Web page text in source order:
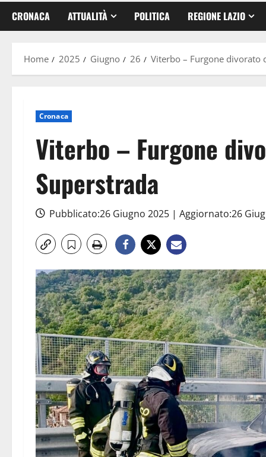
CRONACA ATTUALITÀ POLITICA REGIONE LAZIO
Home 2025 Giugno 26 Viterbo – Furgone divorato
Cronaca
Viterbo – Furgone
Superstrada
Pubblicato:26 Giugno 2025 | Aggiornato:26